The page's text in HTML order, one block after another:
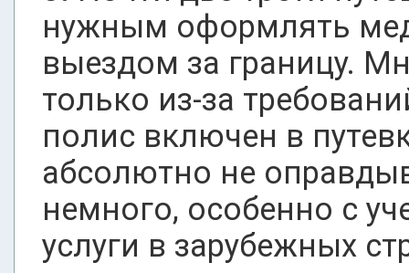
нужным оформлять
выездом за границу.
только из-за
полис включен в
абсолютно не
немного, особенно с
услуги в зарубежных